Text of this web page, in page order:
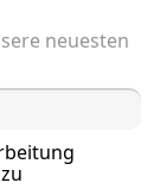
neuesten
zu